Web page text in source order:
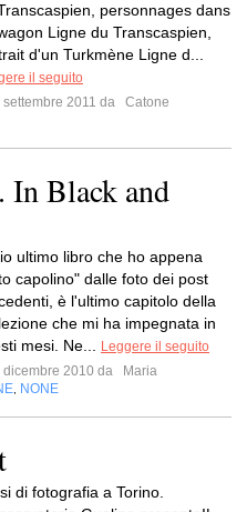
personnages dans
Ligne du Transcaspien,
d'un Turkmène Ligne d...
il seguito
settembre 2011 da
Catone
In Black and
ultimo libro che ho appena
capolino" dalle foto dei post
è l'ultimo capitolo della
che mi ha impegnata in
mesi. Ne...
Leggere il seguito
dicembre 2010 da
Maria
NONE
di fotografia a Torino.